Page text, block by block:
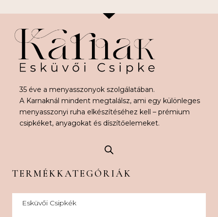
35 éve a menyasszonyok szolgálatában.
A Karnaknál mindent megtalálsz, ami egy különleges
menyasszonyi ruha elkészítéséhez kell – prémium
csipkéket, anyagokat és díszítőelemeket.
TERMÉKKATEGÓRIÁK
Esküvői Csipkék